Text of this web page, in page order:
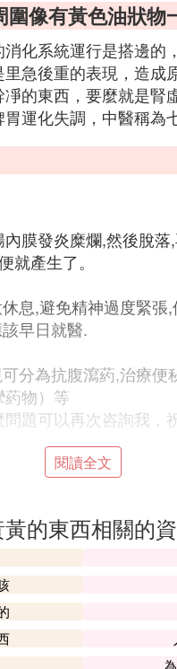
像有黃色油狀物
化系統運行是搭邊的
急後重的表現，造成
的東西，要麼就是腎
運化失調，中醫稱為
膜發炎糜爛,然後脫
就產生了。
息,避免精神過度緊
早日就醫.
分為抗腹瀉葯,治療便
物）等
題可以再次咨詢我，
是什麼呀 正常么
會好的，如果任由其
是怎麼回事
數比平日增加及大便
能紊亂疾病。
閱讀全文
的東西相關的